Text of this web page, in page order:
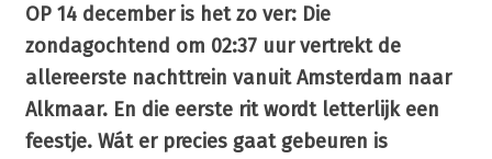
OP 14 december is het zo ver: Die
zondagochtend om 02:37 uur vertrekt de
allereerste nachttrein vanuit Amsterdam naar
Alkmaar. En die eerste rit wordt letterlijk een
feestje. Wát er precies gaat gebeuren is